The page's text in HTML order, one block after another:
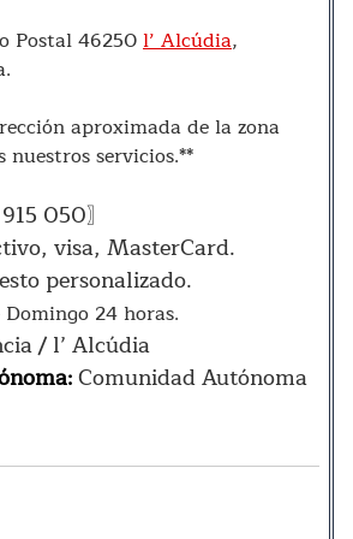
Postal 46250l’ Alcúdia,
aproximada de la zona
nuestros servicios.**
050〗
visa, MasterCard.
personalizado.
Domingo 24 horas.
/ l’ Alcúdia
:Comunidad Autónoma